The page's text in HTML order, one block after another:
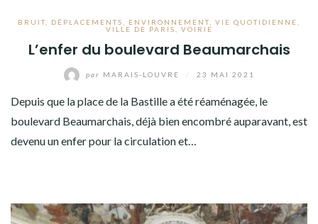
BRUIT DÉPLACEMENTS ENVIRONNEMENT VIE QUOTIDIENNE
VILLE DE PARIS
VOIRIE
L’enfer du boulevard Beaumarchais
par MARAIS-LOUVRE 23 MAI 2021
Depuis que la place de la Bastille a été réaménagée, le
boulevard Beaumarchais, déjà bien encombré auparavant, est
devenu un enfer pour la circulation et…